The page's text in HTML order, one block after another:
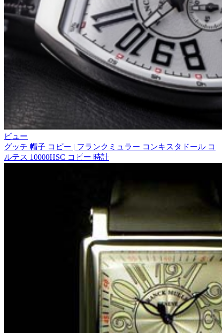
ビュー
グッチ 帽子 コピー | フランクミュラー コンキスタドール コ
ルテス 10000HSC コピー 時計